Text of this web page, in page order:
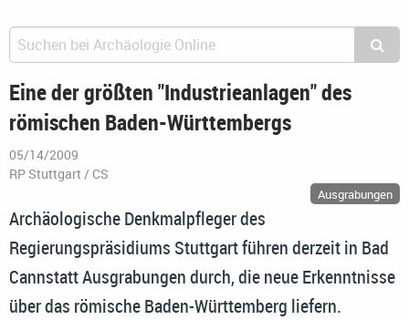
Eine der größten "Industrieanlagen" des
römischen Baden-Württembergs
05/14/2009
RP Stuttgart / CS
Ausgrabungen
Archäologische Denkmalpfleger des
Regierungspräsidiums Stuttgart führen derzeit in Bad
Cannstatt Ausgrabungen durch, die neue Erkenntnisse
über das römische Baden-Württemberg liefern.